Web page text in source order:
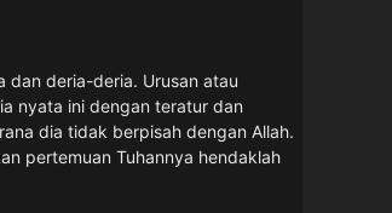
deria. Urusan atau bidangnya ialah
dan harmoni. Roh itu bertindak
Perbuatannya daripada Allah; tidak
amal salih dan janganlah ia